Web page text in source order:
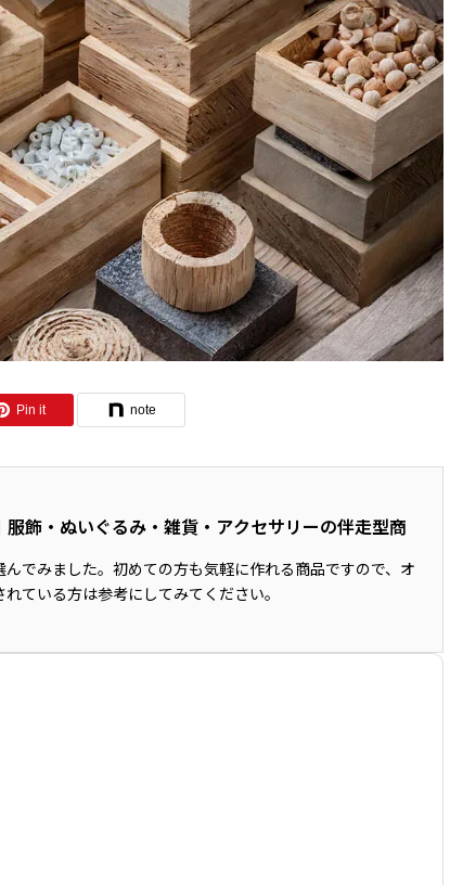
Pin it note
飾・ぬいぐるみ・雑貨・アクセサリーの伴走型商
でみました。初めての方も気軽に作れる商品ですので、オ
ている方は参考にしてみてください。